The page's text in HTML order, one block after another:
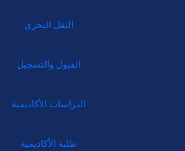
النقل البحري
القبول والتسجيل
الدراسات الأكاديمية
طلبة الأكاديمية